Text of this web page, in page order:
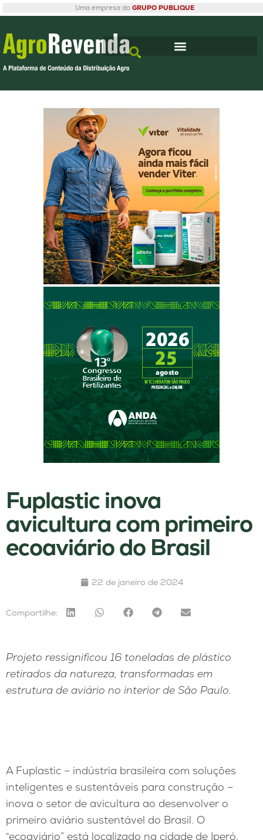
Uma empresa do GRUPO PUBLIQUE
Fuplastic inova
avicultura com primeiro
ecoaviário do Brasil
22 de janeiro de 2024
Compartilhe:
Projeto ressignificou 16 toneladas de plástico
retirados da natureza, transformadas em
estrutura de aviário no interior de São Paulo.
A Fuplastic – indústria brasileira com soluções
inteligentes e sustentáveis para construção –
inova o setor de avicultura ao desenvolver o
primeiro aviário sustentável do Brasil. O
“ecoaviário” está localizado na cidade de Iperó,